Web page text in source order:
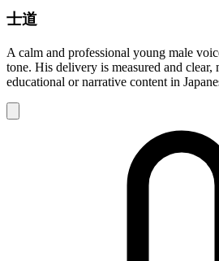
士道
A calm and professional young male
tone. His delivery is measured and
educational or narrative content in